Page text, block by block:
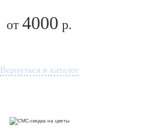
от 4000 р.
Вернуться в каталог